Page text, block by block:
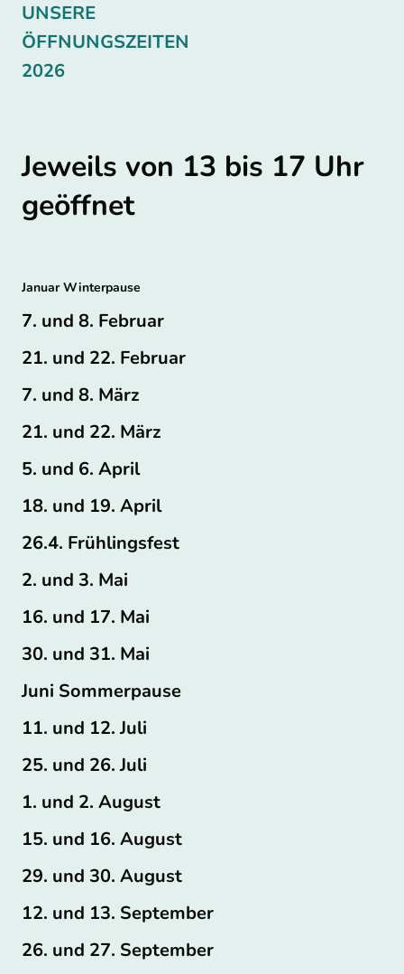
UNSERE
ÖFFNUNGSZEITEN
2026
Jeweils von 13 bis 17 Uhr
geöffnet
Januar Winterpause
7. und 8. Februar
21. und 22. Februar
7. und 8. März
21. und 22. März
5. und 6. April
18. und 19. April
26.4. Frühlingsfest
2. und 3. Mai
16. und 17. Mai
30. und 31. Mai
Juni Sommerpause
11. und 12. Juli
25. und 26. Juli
1. und 2. August
15. und 16. August
29. und 30. August
12. und 13. September
26. und 27. September